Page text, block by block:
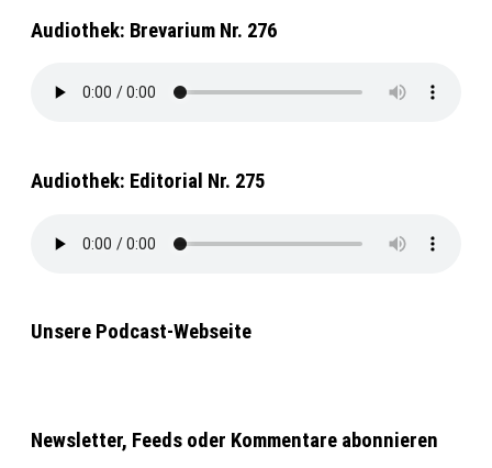
Audiothek: Brevarium Nr. 276
Audiothek: Editorial Nr. 275
Unsere Podcast-Webseite
Newsletter, Feeds oder Kommentare abonnieren